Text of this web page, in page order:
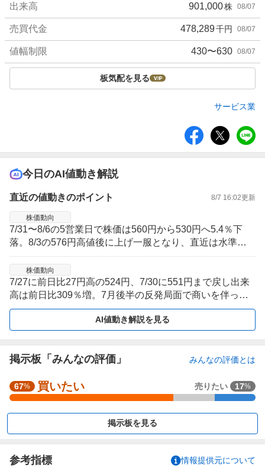
出来高 901,000株 08/07
売買代金 478,289千円 08/07
値幅制限 430〜630 08/07
板気配を見る
サービス業
ア
今日のAI値動き解説
直近の値動きのポイント 8/7 16:02更新
株価動向
7/31〜8/6の5営業日で株価は560円から530円へ5.4％下
落。8/3の576円高値後に上げ一服となり、直近は水準調
株価動向
7/27に前日比27円高の524円、7/30に551円まで戻し出来
高は前日比309％増。7月後半の反発局面で商いを伴った
後、足元は値幅を伴う往来が続く。
AI値動き解説を見る
掲示板「みんなの評価」 みんなの評価とは
強
く
買
6
67% 買いたい 売りたい 17%
掲示板を見る
参考指標 情報提供元について